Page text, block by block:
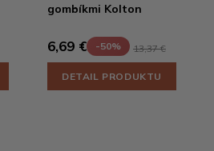
gombíkmi Kolton
6,69 € -50% 13,37 €
DETAIL PRODUKTU